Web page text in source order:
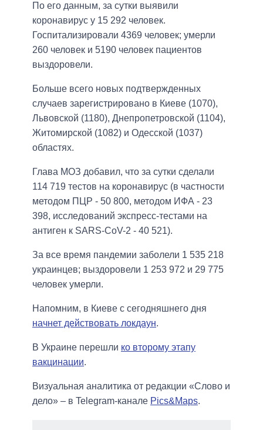
По его данным, за сутки выявили
коронавирус у 15 292 человек.
Госпитализировали 4369 человек; умерли
260 человек и 5190 человек пациентов
выздоровели.
Больше всего новых подтвержденных
случаев зарегистрировано в Киеве (1070),
Львовской (1180), Днепропетровской (1104),
Житомирской (1082) и Одесской (1037)
областях.
Глава МОЗ добавил, что за сутки сделали
114 719 тестов на коронавирус (в частности
методом ПЦР - 50 800, методом ИФА - 23
398, исследований экспресс-тестами на
антиген к SARS-CoV-2 - 40 521).
За все время пандемии заболели 1 535 218
украинцев; выздоровели 1 253 972 и 29 775
человек умерли.
Напомним, в Киеве с сегодняшнего дня
начнет действовать локдаун.
В Украине перешли ко второму этапу
вакцинации.
Визуальная аналитика от редакции «Слово и
дело» – в Telegram-канале Pics&Maps.